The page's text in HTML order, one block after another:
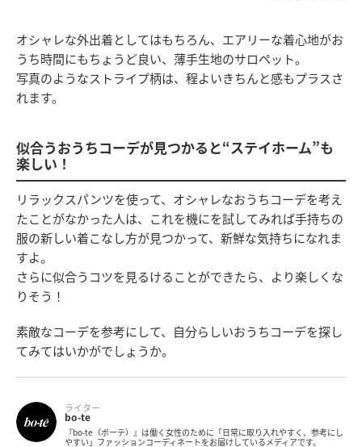
オシャレな外出着としてはもちろん、エアリーな着心地がお
うち時間にもちょうど良い、薄手生地のサロペット。
写真のようなストライプ柄は、程よいきちんと感もプラスさ
れます。
似合うおうちコーデが見つかると“ステイホーム”も
楽しい！
リラックスパンツを使って、オシャレなおうちコーデを考え
たことがなかった人は、これを機にを試してみれば手持ちの
服の新しい着こなし方が見つかって、新鮮な気持ちになれま
すよ。
さらに似合うコツを見るけることができたら、より楽しくな
りそう！
素敵なコーデを参考にして、自分らしいおうちコーデを探し
てみてはいかがでしょうか。
ライター
bo-te
『bo-te（ボーテ）』は働く女性のために「日常に取り入れやすく、参考にし
やすい」ファッションコーディネートをお届けしているメディアです。